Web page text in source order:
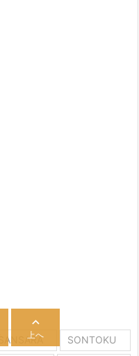
SANSARA SONTOKU

上へ